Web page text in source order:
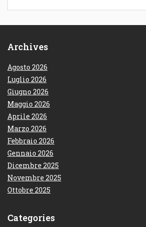
Archives
Agosto 2026
Luglio 2026
Giugno 2026
Maggio 2026
Aprile 2026
Marzo 2026
Febbraio 2026
Gennaio 2026
Dicembre 2025
Novembre 2025
Ottobre 2025
Categories